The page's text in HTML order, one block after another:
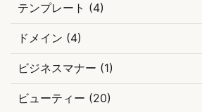
テンプレート (4)
ドメイン (4)
ビジネスマナー (1)
ビューティー (20)